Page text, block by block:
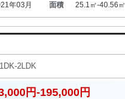
年03月 面積 25.1㎡-40.56㎡
2LDK
円-195,000円